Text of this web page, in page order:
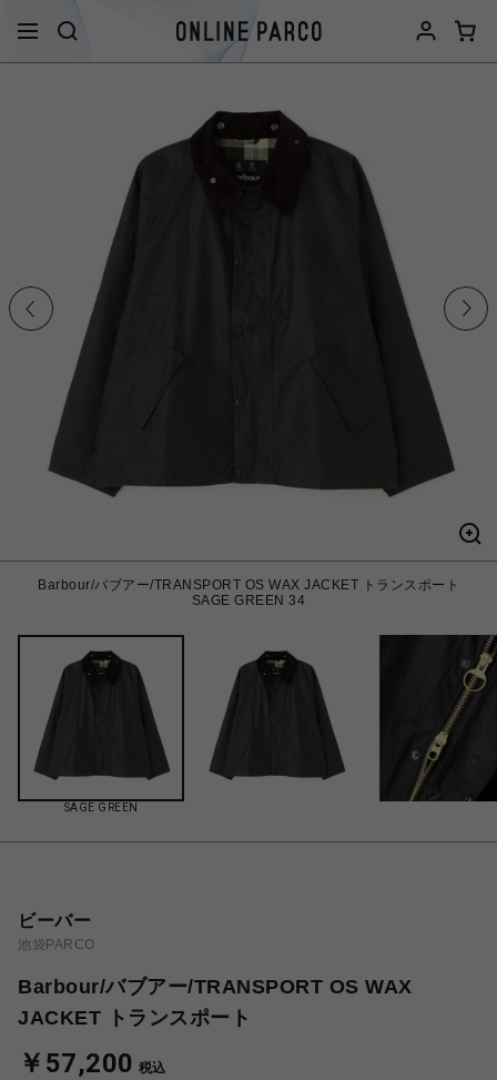
Barbour/バブアー/TRANSPORT OS WAX JACKET トランスポート
SAGE GREEN 34
SAGE GREEN
ビーバー
池袋PARCO
Barbour/バブアー/TRANSPORT OS WAX
JACKET トランスポート
￥57,200 税込